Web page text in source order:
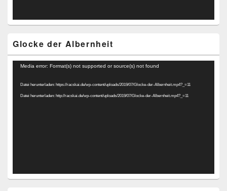
Glocke der Albernheit
Video-
Media error: Format(s) not supported or source(s) not found
Datei herunterladen: https://racskai.de/wp-content/uploads/2019/07/Glocke-der-Albernheit.mp4?_=11
Datei herunterladen: http://racskai.de/wp-content/uploads/2019/07/Glocke-der-Albernheit.mp4?_=11